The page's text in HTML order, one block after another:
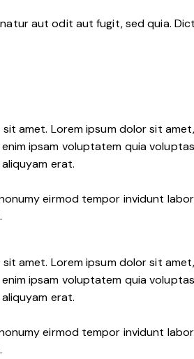
aut odit aut fugit, sed quia.
amet. Lorem ipsum dolor sit
ipsam voluptatem quia
erat.
eirmod tempor invidunt
amet. Lorem ipsum dolor sit
ipsam voluptatem quia
erat.
eirmod tempor invidunt